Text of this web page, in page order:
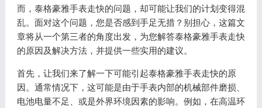
而，泰格豪雅手表走快的问题，却可能让我们的计划变得混
乱。面对这个问题，您是否感到手足无措？别担心，这篇文
章将从一个第三者的角度出发，为您解答泰格豪雅手表走快
的原因及解决方法，并提供一些实用的建议。
首先，让我们来了解一下可能引起泰格豪雅手表走快的原
因。通常情况下，这可能是由于手表内部的机械部件磨损、
电池电量不足、或是外界环境因素的影响。例如，在高温环